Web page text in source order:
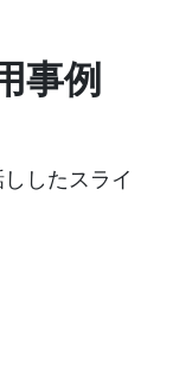
事例
したスライ